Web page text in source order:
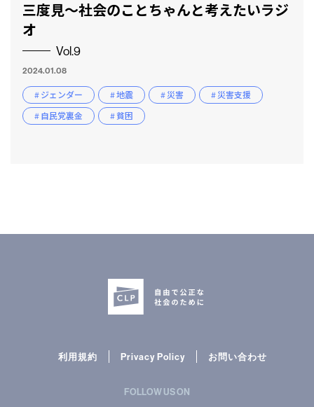
三度見〜社会のことちゃんと考えたいラジ
オ
Vol.9
2024.01.08
# ジェンダー # 地震 # 災害
# 災害支援
# 自民党裏金
# 貧困
利用規約 Privacy Policy お問い合わせ
FOLLOW US ON